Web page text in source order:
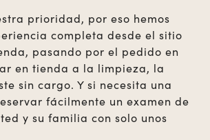
prioridad, por eso hemos
completa desde el sitio
pasando por el pedido en
en tienda a la limpieza, la
sin cargo. Y si necesita una
fácilmente un examen de
y su familia con solo unos